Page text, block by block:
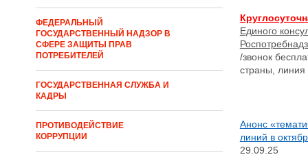
ФЕДЕРАЛЬНЫЙ
ГОСУДАРСТВЕННЫЙ НАДЗОР В
СФЕРЕ ЗАЩИТЫ ПРАВ
ПОТРЕБИТЕЛЕЙ
ГОСУДАРСТВЕННАЯ СЛУЖБА И
КАДРЫ
ПРОТИВОДЕЙСТВИЕ
КОРРУПЦИИ
Единого
/звонок
страны,
Анонс
линий в
29.09.25